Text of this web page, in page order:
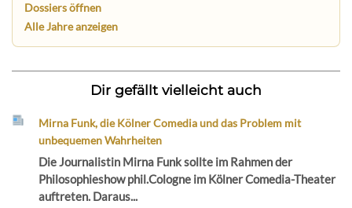
Dossiers öffnen
Alle Jahre anzeigen
Dir gefällt vielleicht auch
Mirna Funk, die Kölner Comedia und das Problem mit
unbequemen Wahrheiten
Die Journalistin Mirna Funk sollte im Rahmen der
Philosophieshow phil.Cologne im Kölner Comedia-Theater
auftreten. Daraus...